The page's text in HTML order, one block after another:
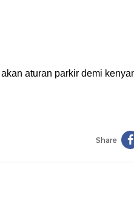
aturan parkir demi
Share